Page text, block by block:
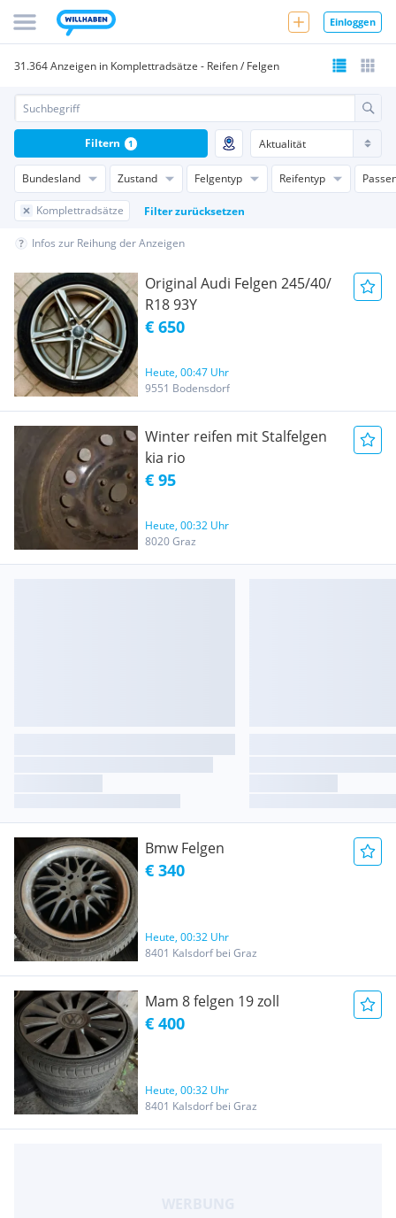
Einloggen
31.364 Anzeigen in Komplettradsätze - Reifen / Felgen
Bundesland Zustand Felgentyp Reifentyp
Komplettradsätze Filter zurücksetzen
Filtern 1
Infos zur Reihung der Anzeigen
Original Audi Felgen 245/40/
R18 93Y
€ 650
Heute, 00:47 Uhr
9551 Bodensdorf
Winter reifen mit Stalfelgen
kia rio
€ 95
Heute, 00:32 Uhr
8020 Graz
Bmw Felgen
€ 340
Heute, 00:32 Uhr
8401 Kalsdorf bei Graz
Mam 8 felgen 19 zoll
€ 400
Heute, 00:32 Uhr
8401 Kalsdorf bei Graz